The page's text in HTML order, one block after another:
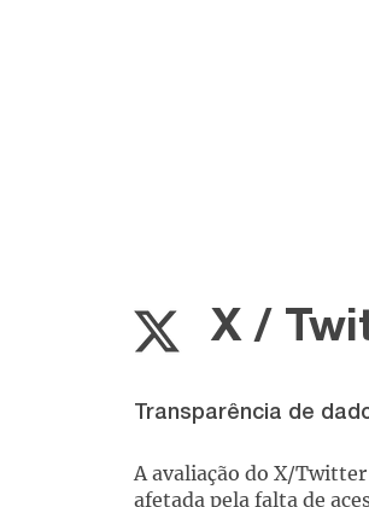
A avaliação do X/
afetada pela falta de
Transparência de
X /